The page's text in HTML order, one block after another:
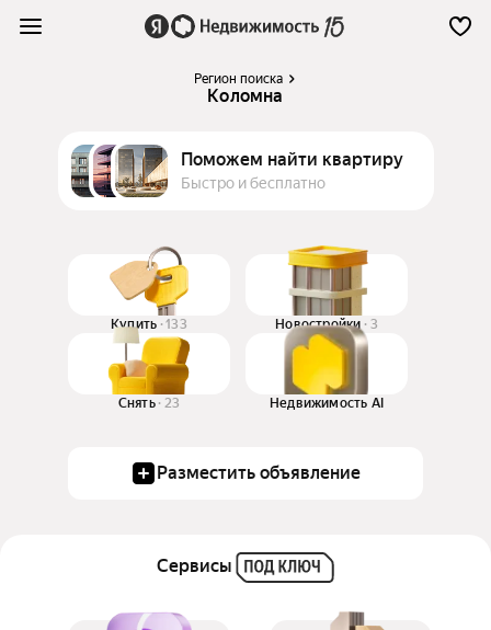
Регион поиска
Коломна
Поможем найти квартиру
Быстро и бесплатно
Купить 133
Снять 23
Новостройки 3
Недвижимость AI
Разместить объявление
Сервисы